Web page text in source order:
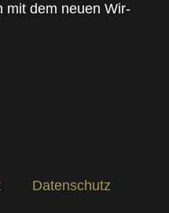
mit dem neuen Wir-
Datenschutz